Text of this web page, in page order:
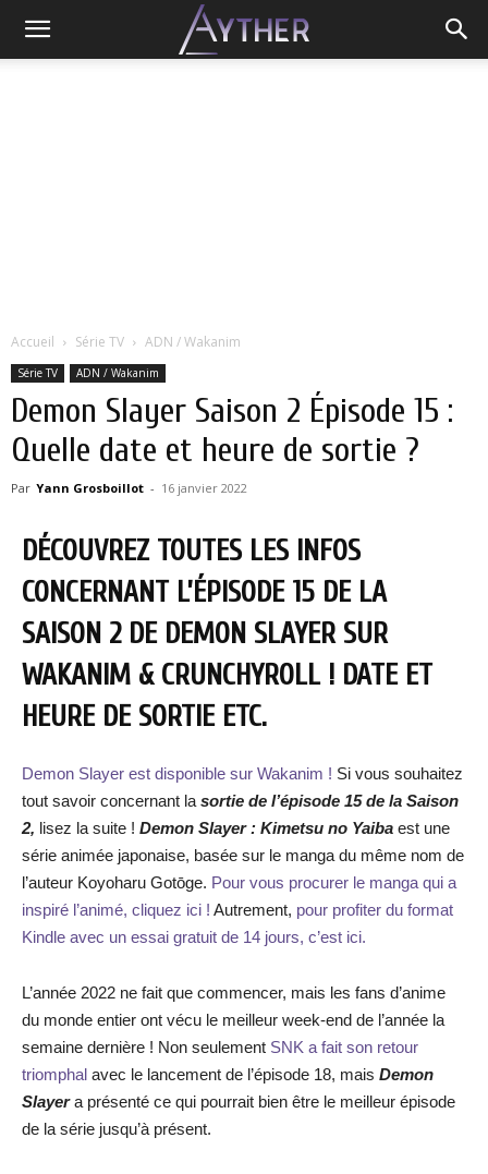
Accueil Série TV ADN / Wakanim
Série TV ADN / Wakanim
Demon Slayer Saison 2 Épisode 15 :
Quelle date et heure de sortie ?
Par Yann Grosboillot - 16 janvier 2022
DÉCOUVREZ TOUTES LES INFOS
CONCERNANT L’ÉPISODE 15 DE LA
SAISON 2 DE DEMON SLAYER SUR
WAKANIM & CRUNCHYROLL ! DATE ET
HEURE DE SORTIE ETC.
Demon Slayer est disponible sur Wakanim ! Si vous souhaitez
tout savoir concernant la sortie de l’épisode 15 de la Saison
2, lisez la suite ! Demon Slayer : Kimetsu no Yaiba est une
série animée japonaise, basée sur le manga du même nom de
l’auteur Koyoharu Gotōge. Pour vous procurer le manga qui a
inspiré l’animé, cliquez ici ! Autrement, pour profiter du format
Kindle avec un essai gratuit de 14 jours, c’est ici.
L’année 2022 ne fait que commencer, mais les fans d’anime
du monde entier ont vécu le meilleur week-end de l’année la
semaine dernière ! Non seulement SNK a fait son retour
triomphal avec le lancement de l’épisode 18, mais Demon
Slayera présenté ce qui pourrait bien être le meilleur épisode
de la série jusqu’à présent.